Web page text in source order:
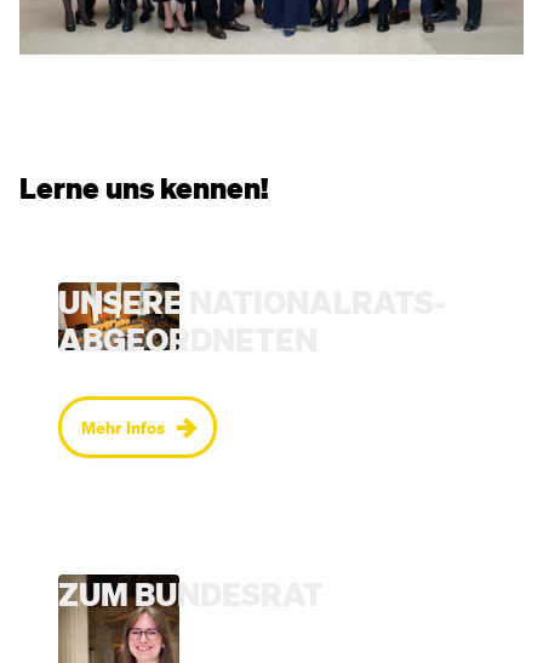
Lerne uns kennen!
UNSERE NATIONALRATS­
ABGEORDNETEN
Mehr Infos
ZUM BUNDESRAT